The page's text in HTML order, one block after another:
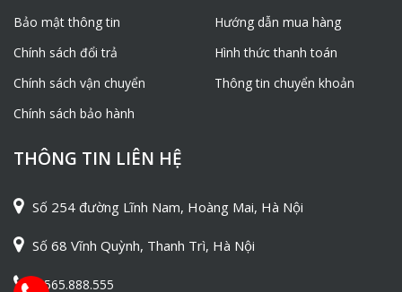
Đồng hồ đo ast
01 cái
Phụ kiện phải mua thêm:
Ống dây phun vữa – loại rẻ
(1cuộn/15m)
đắt (1cuộn/15m)
nên kết hợp cùng máy trộn vữa 2 tầng:
Bảo mật thông tin
Chính sách đổi trả
Chính sách vận chuyển
Chính sách bảo hành
Hướng dẫn mua hàng
Hình thức thanh toán
Thông tin chuyển khoản
THÔNG TIN LIÊN HỆ
Số 254 đường Lĩnh Nam, Hoàng Mai, Hà Nội
Số 68 Vĩnh Quỳnh, Thanh Trì, Hà Nội
0565.888.555